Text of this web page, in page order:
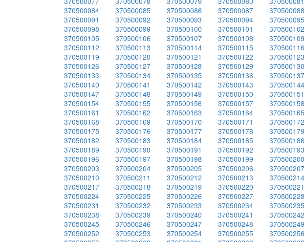
370500084
370500085 370500086 370500087 370500088
370500091
370500092 370500093 370500094 370500095
370500098
370500099 370500100 370500101 370500102
370500105
370500106 370500107 370500108 370500109
370500112
370500113 370500114 370500115 370500116
370500119
370500120 370500121 370500122 370500123
370500126
370500127 370500128 370500129 370500130
370500133
370500134 370500135 370500136 370500137
370500140
370500141 370500142 370500143 370500144
370500147
370500148 370500149 370500150 370500151
370500154
370500155 370500156 370500157 370500158
370500161
370500162 370500163 370500164 370500165
370500168
370500169 370500170 370500171 370500172
370500175
370500176 370500177 370500178 370500179
370500182
370500183 370500184 370500185 370500186
370500189
370500190 370500191 370500192 370500193
370500196
370500197 370500198 370500199 370500200
370500203
370500204 370500205 370500206 370500207
370500210
370500211 370500212 370500213 370500214
370500217
370500218 370500219 370500220 370500221
370500224
370500225 370500226 370500227 370500228
370500231
370500232 370500233 370500234 370500235
370500238
370500239 370500240 370500241 370500242
370500245
370500246 370500247 370500248 370500249
370500252
370500253 370500254 370500255 370500256